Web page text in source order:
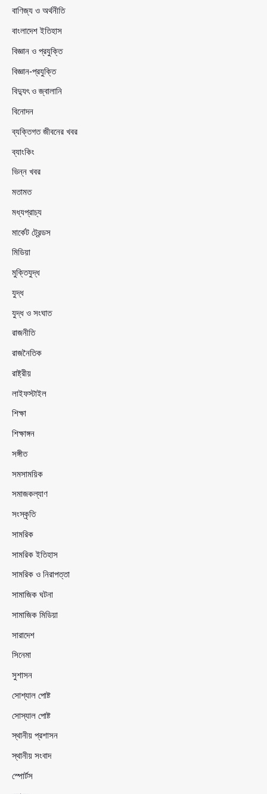
বাণিজ্য ও অর্থনীতি
বাংলাদেশ ইতিহাস
বিজ্ঞান ও প্রযুক্তি
বিজ্ঞান-প্রযুক্তি
বিদ্যুৎ ও জ্বালানি
বিনোদন
ব্যক্তিগত জীবনের খবর
ব্যাংকিং
ভিন্ন খবর
মতামত
মধ্যপ্রাচ্য
মার্কেট ট্রেন্ডস
মিডিয়া
মুক্তিযুদ্ধ
যুদ্ধ
যুদ্ধ ও সংঘাত
রাজনীতি
রাজনৈতিক
রাষ্ট্রীয়
লাইফস্টাইল
শিক্ষা
শিক্ষাঙ্গন
সঙ্গীত
সমসাময়িক
সমাজকল্যাণ
সংস্কৃতি
সামরিক
সামরিক ইতিহাস
সামরিক ও নিরাপত্তা
সামাজিক ঘটনা
সামাজিক মিডিয়া
সারাদেশ
সিনেমা
সুশাসন
সোশ্যাল পোষ্ট
সোস্যাল পোষ্ট
স্থানীয় প্রশাসন
স্থানীয় সংবাদ
স্পোর্টস